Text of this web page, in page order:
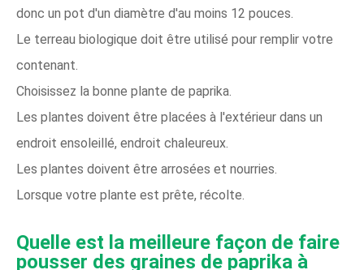
donc un pot d'un diamètre d'au moins 12 pouces.
Le terreau biologique doit être utilisé pour remplir votre
contenant.
Choisissez la bonne plante de paprika.
Les plantes doivent être placées à l'extérieur dans un
endroit ensoleillé, endroit chaleureux.
Les plantes doivent être arrosées et nourries.
Lorsque votre plante est prête, récolte.
Quelle est la meilleure façon de faire
pousser des graines de paprika à